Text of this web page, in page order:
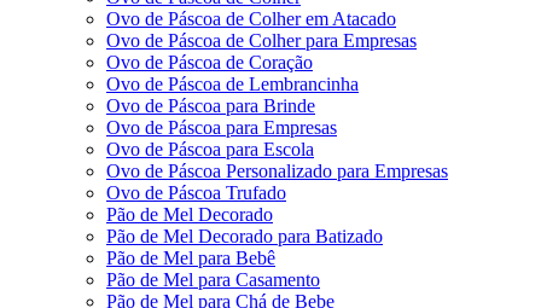
Ovo de Páscoa de Colher em Atacado
Ovo de Páscoa de Colher para Empresas
Ovo de Páscoa de Coração
Ovo de Páscoa de Lembrancinha
Ovo de Páscoa para Brinde
Ovo de Páscoa para Empresas
Ovo de Páscoa para Escola
Ovo de Páscoa Personalizado para Empresas
Ovo de Páscoa Trufado
Pão de Mel Decorado
Pão de Mel Decorado para Batizado
Pão de Mel para Bebê
Pão de Mel para Casamento
Pão de Mel para Chá de Bebe